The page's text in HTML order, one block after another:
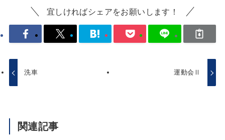
宜しければシェアをお願いします！
洗車 運動会Ⅱ
関連記事